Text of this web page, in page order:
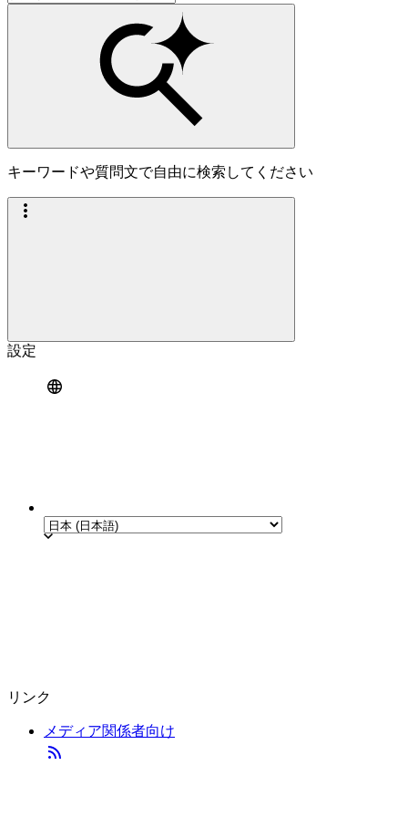
キーワードや質問文で自由に検索してください
設定
リンク
メディア関係者向け